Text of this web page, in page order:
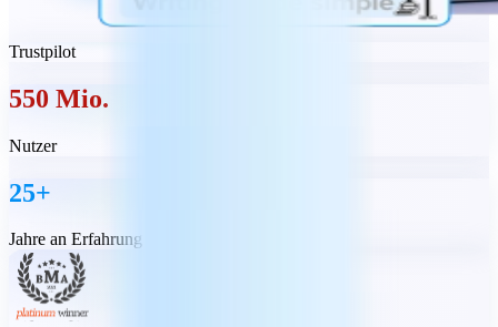
Trustpilot
550 Mio.
Nutzer
25+
Jahre an Erfahrung